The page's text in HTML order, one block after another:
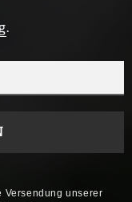
.
Versendung unserer